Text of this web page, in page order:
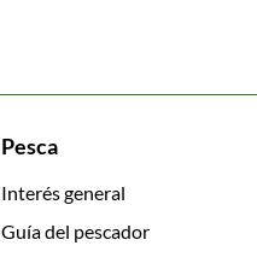
Pesca
Interés general
Guía del pescador